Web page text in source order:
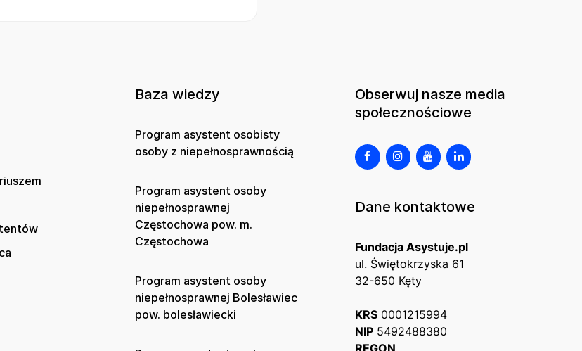
Baza wiedzy
Program asystent osobisty
osoby z niepełnosprawnością
Program asystent osoby
niepełnosprawnej
Częstochowa pow. m.
Częstochowa
Program asystent osoby
niepełnosprawnej Bolesławiec
pow. bolesławiecki
Obserwuj nasze media
społecznościowe
Dane kontaktowe
Fundacja Asystuje.pl
ul. Świętokrzyska 61
32-650 Kęty
KRS 0001215994
NIP 5492488380
REGON